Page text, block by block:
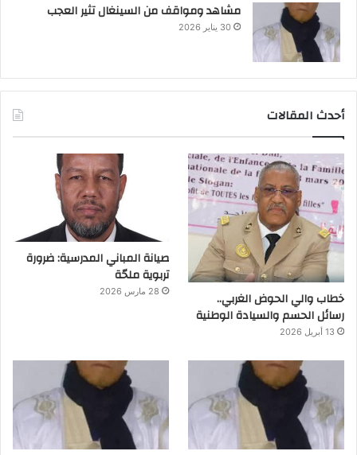
مشاهد ومواقف من السينغال تثير العجب
30 يناير 2026
أحدث المقالات
خطاب والي الحوض الغربي..
رسائل الحسم والسيادة الوطنية
13 أبريل 2026
صيانة المباني المدرسية: ضرورة
تربوية ملحّة
28 مارس 2026